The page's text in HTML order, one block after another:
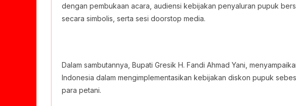
dengan pembukaan acara, audiensi kebijakan penyaluran pupuk
secara simbolis, serta sesi doorstop media.
Dalam sambutannya, Bupati Gresik H. Fandi Ahmad Yani,
Indonesia dalam mengimplementasikan kebijakan diskon pupuk
para petani.